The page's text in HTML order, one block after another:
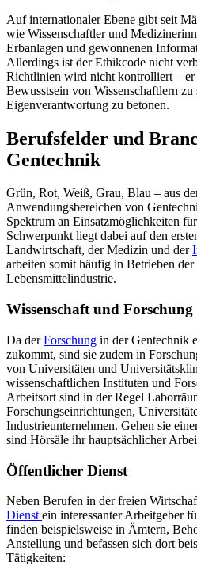
Auf internationaler Ebene gibt seit
wie Wissenschaftler und
Erbanlagen und gewonnenen
Allerdings ist der Ethikcode nicht
Richtlinien wird nicht kontrolliert – er
Bewusstsein von Wissenschaftlern
Eigenverantwortung zu betonen.
Berufsfelder und
Gentechnik
Grün, Rot, Weiß, Grau, Blau – aus
Anwendungsbereichen von
Spektrum an Einsatzmöglichkeiten
Schwerpunkt liegt dabei auf den
Landwirtschaft, der Medizin und der
arbeiten somit häufig in Betrieben
Lebensmittelindustrie.
Wissenschaft und Forschung
Da derForschung in der Gentechnik
zukommt, sind sie zudem in
von Universitäten und
wissenschaftlichen Instituten und
Arbeitsort sind in der Regel
Forschungseinrichtungen,
Industrieunternehmen. Gehen sie
sind Hörsäle ihr hauptsächlicher
Öffentlicher Dienst
Neben Berufen in der freien
Dienst ein interessanter Arbeitgeber
finden beispielsweise in Ämtern,
Anstellung und befassen sich dort
Tätigkeiten: